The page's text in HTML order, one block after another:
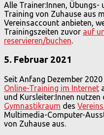
Alle Trainer:Innen, Übungs-
Training von Zuhause aus
Vereinsaccount anbieten,
Trainingszeiten zuvor auf
reservieren/buchen.
5. Februar 2021
Seit Anfang Dezember
Online-Training im Internet
und Kursleiter:Innen
Gymnastikraum des
Multimedia-Computer-
von Zuhause aus.